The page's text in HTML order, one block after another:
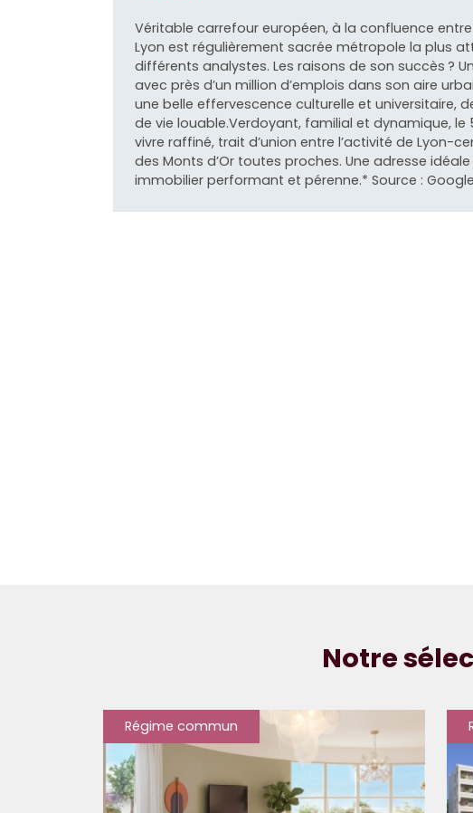
Véritable carrefour européen, à la confluence entre
Lyon est régulièrement sacrée métropole la plus
différents analystes. Les raisons de son succès ?
avec près d’un million d’emplois dans son aire
une belle effervescence culturelle et universitaire,
de vie louable.Verdoyant, familial et dynamique,
vivre raffiné, trait d’union entre l’activité de Lyon-
des Monts d’Or toutes proches. Une adresse
immobilier performant et pérenne.* Source :
Notre
Régime commun